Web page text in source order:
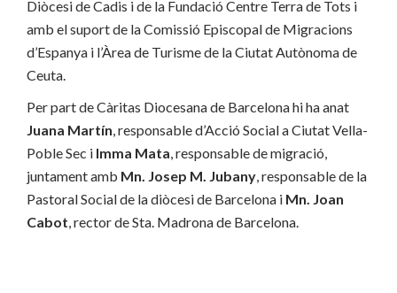
Diòcesi de Cadis i de la Fundació Centre Terra de Tots i
amb el suport de la Comissió Episcopal de Migracions
d’Espanya i l’Àrea de Turisme de la Ciutat Autònoma de
Ceuta.
Per part de Càritas Diocesana de Barcelona hi ha anat
Juana Martín, responsable d’Acció Social a Ciutat Vella-
Poble Sec i Imma Mata, responsable de migració,
juntament amb Mn. Josep M. Jubany, responsable de la
Pastoral Social de la diòcesi de Barcelona i Mn. Joan
Cabot, rector de Sta. Madrona de Barcelona.